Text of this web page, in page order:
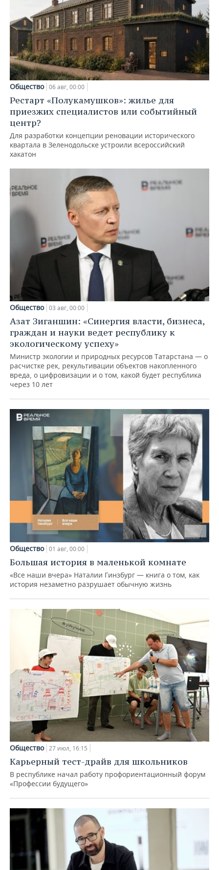
Общество 06 авг, 00:00
Рестарт «Полукамушков»: жилье для
приезжих специалистов или событийный
центр?
Для разработки концепции реновации исторического
квартала в Зеленодольске устроили всероссийский
хакатон
Общество 03 авг, 00:00
Азат Зиганшин: «Синергия власти, бизнеса,
граждан и науки ведет республику к
экологическому успеху»
Министр экологии и природных ресурсов Татарстана — о
расчистке рек, рекультивации объектов накопленного
вреда, о цифровизации и о том, какой будет республика
через 10 лет
Общество 01 авг, 00:00
Большая история в маленькой комнате
«Все наши вчера» Наталии Гинзбург — книга о том, как
история незаметно разрушает обычную жизнь
Общество 27 июл, 16:15
Карьерный тест-драйв для школьников
В республике начал работу профориентационный форум
«Профессии будущего»